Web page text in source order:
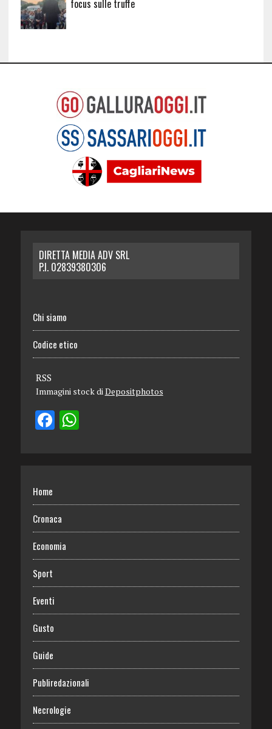
focus sulle truffe
DIRETTA MEDIA ADV SRL
P.I. 02839380306
Chi siamo
Codice etico
RSS
Immagini stock di Depositphotos
Home
Cronaca
Economia
Sport
Eventi
Gusto
Guide
Publiredazionali
Necrologie